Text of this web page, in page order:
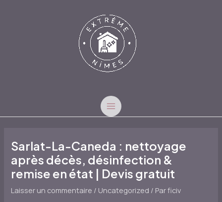
MAIN
Sarlat-La-Caneda : nettoyage
après décès, désinfection &
remise en état | Devis gratuit
Laisser un commentaire / Uncategorized / Parficiv